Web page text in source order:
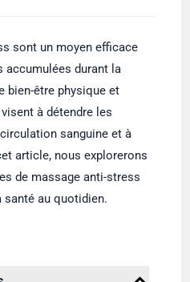
sont un moyen efficace
accumulées durant la
bien-être physique et
à détendre les
sanguine et à
article, nous explorerons
de massage anti-stress
au quotidien.